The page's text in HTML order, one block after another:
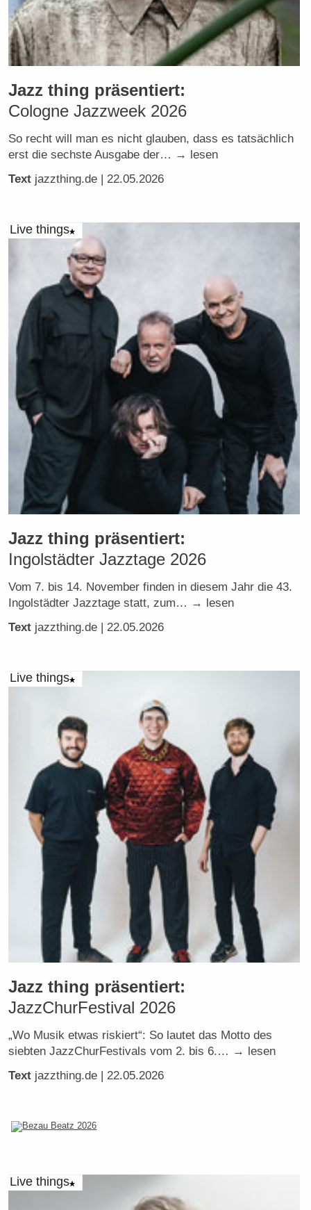
Jazz thing präsentiert:
Cologne Jazzweek 2026
So recht will man es nicht glauben, dass es tatsächlich
erst die sechste Ausgabe der… → lesen
Text jazzthing.de | 22.05.2026
Live things
Jazz thing präsentiert:
Ingolstädter Jazztage 2026
Vom 7. bis 14. November finden in diesem Jahr die 43.
Ingolstädter Jazztage statt, zum… → lesen
Text jazzthing.de | 22.05.2026
Live things
Jazz thing präsentiert:
JazzChurFestival 2026
„Wo Musik etwas riskiert“: So lautet das Motto des
siebten JazzChurFestivals vom 2. bis 6.… → lesen
Text jazzthing.de | 22.05.2026
Live things